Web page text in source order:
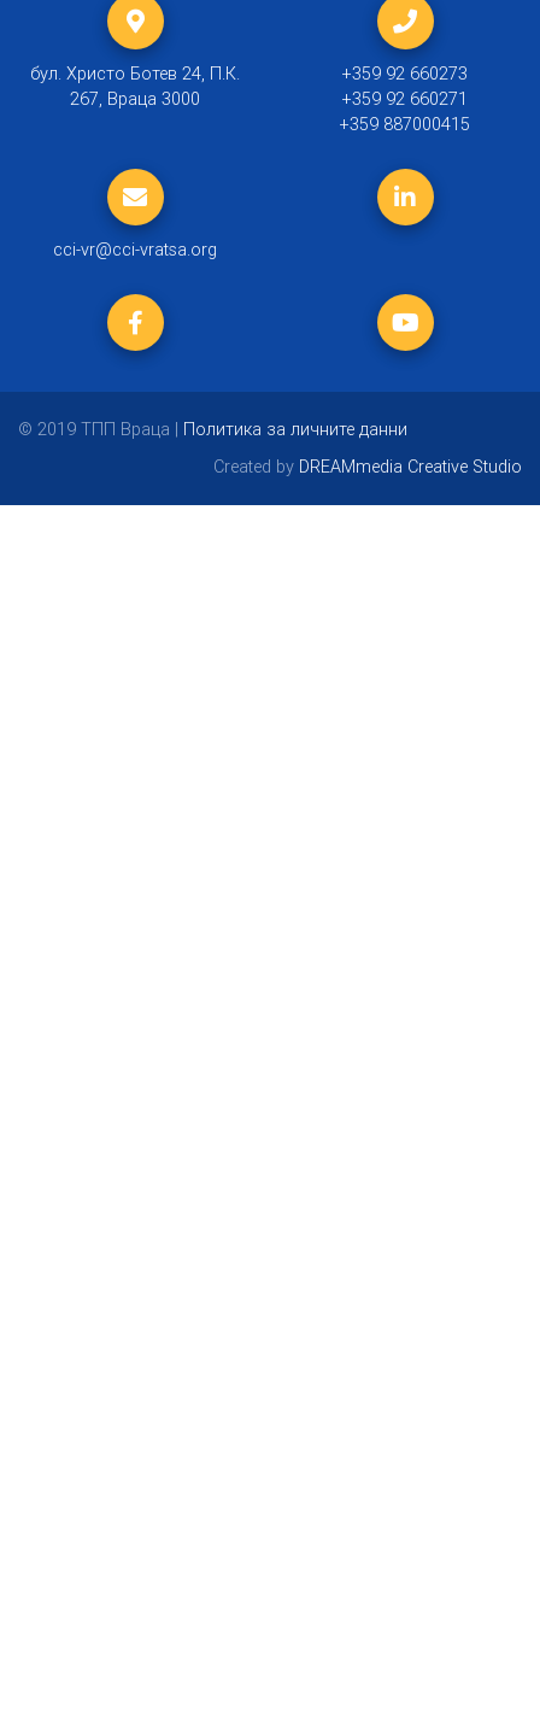
бул. Христо Ботев 24, П.К.
267, Враца 3000
+359 92 660273
+359 92 660271
+359 887000415
cci-vr@cci-vratsa.org
© 2019 ТПП Враца |
Политика за личните данни
Created by DREAMmedia Creative Studio